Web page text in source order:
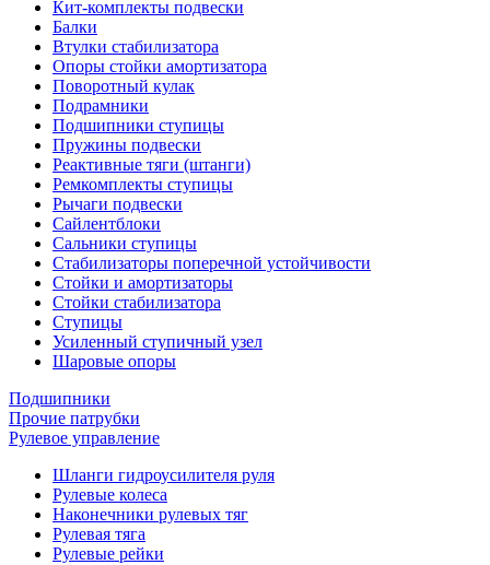
Кит-комплекты подвески
Балки
Втулки стабилизатора
Опоры стойки амортизатора
Поворотный кулак
Подрамники
Подшипники ступицы
Пружины подвески
Реактивные тяги (штанги)
Ремкомплекты ступицы
Рычаги подвески
Сайлентблоки
Сальники ступицы
Стабилизаторы поперечной устойчивости
Стойки и амортизаторы
Стойки стабилизатора
Ступицы
Усиленный ступичный узел
Шаровые опоры
Подшипники
Прочие патрубки
Рулевое управление
Шланги гидроусилителя руля
Рулевые колеса
Наконечники рулевых тяг
Рулевая тяга
Рулевые рейки